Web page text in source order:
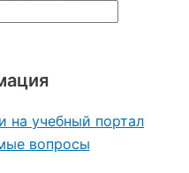
на учебный портал
вопросы